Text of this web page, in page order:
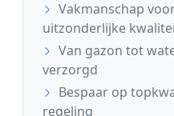
Vakmanschap
uitzonderlijke
Van gazon tot
verzorgd
Bespaar op
regeling